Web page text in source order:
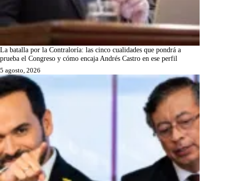
La batalla por la Contraloría: las cinco cualidades que pondrá a
prueba el Congreso y cómo encaja Andrés Castro en ese perfil
5 agosto, 2026